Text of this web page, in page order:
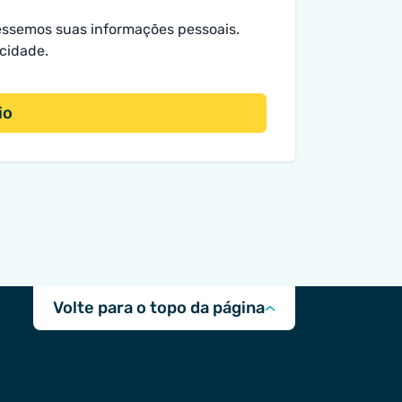
suas informações pessoais.
.
Volte para o topo da página